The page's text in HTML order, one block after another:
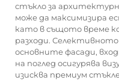
стъкло за
може да максимизира
като в същото време
разходи. Селективното
основните фасади,
на поглед осигурява
изисква премиум